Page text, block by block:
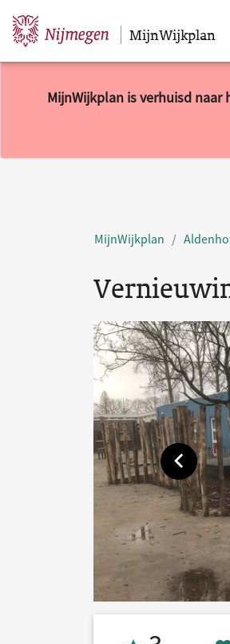
Sla navigatie over MijnWijkplan
MijnWijkplan is verhuisd
MijnWijkplan
Toon